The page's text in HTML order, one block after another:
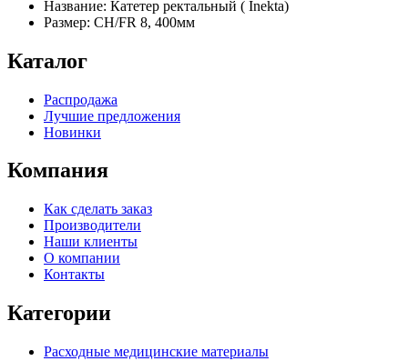
Название: Катетер ректальный ( Inekta)
Размер: CH/FR 8, 400мм
Каталог
Распродажа
Лучшие предложения
Новинки
Компания
Как сделать заказ
Производители
Наши клиенты
О компании
Контакты
Категории
Расходные медицинские материалы